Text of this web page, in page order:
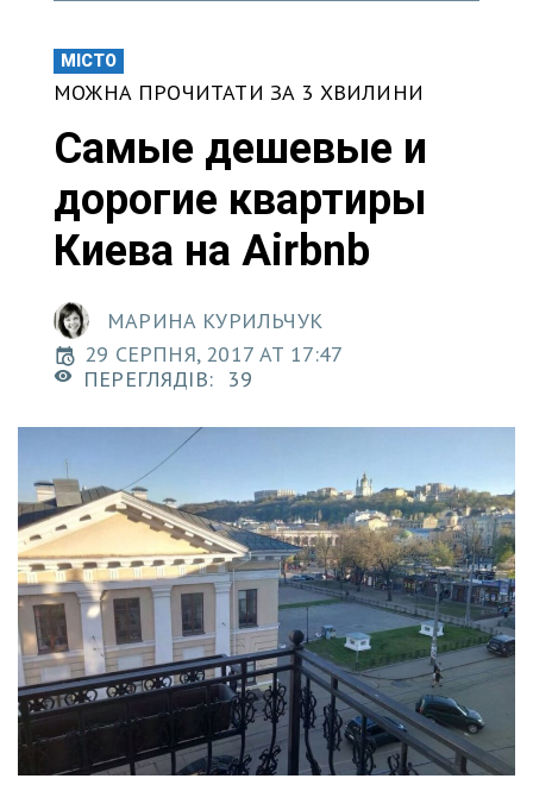
МІСТО
МОЖНА ПРОЧИТАТИ ЗА 3 ХВИЛИНИ
Самые дешевые и
дорогие квартиры
Киева на Airbnb
МАРИНА КУРИЛЬЧУК
29 СЕРПНЯ, 2017 AT 17:47
ПЕРЕГЛЯДІВ:
39